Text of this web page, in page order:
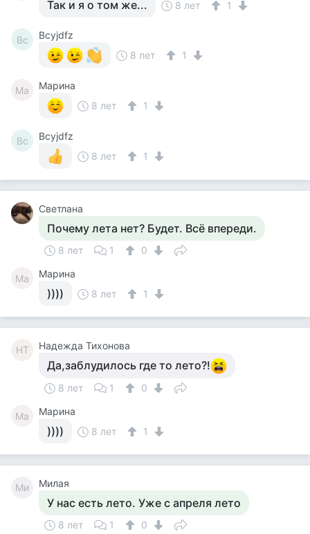
Так и я о том же... 8 лет 1
Bc
Bcyjdfz
8 лет
1
Ма
Марина
8 лет
1
Bc
Bcyjdfz
8 лет
1
Светлана
Почему лета нет? Будет. Всё впереди.
8 лет 1 0
Ма Марина
)))) 8 лет 1
НТ Надежда Тихонова
Да,заблудилось где то лето?!
8 лет 1 0
Ма Марина
)))) 8 лет 1
Ми Милая
У нас есть лето. Уже с апреля лето
8 лет 1 0